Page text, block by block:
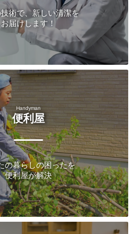
術で、新しい清潔を
お届けします！
Handyman
便利屋
の暮らしの困ったを
便利屋が解決